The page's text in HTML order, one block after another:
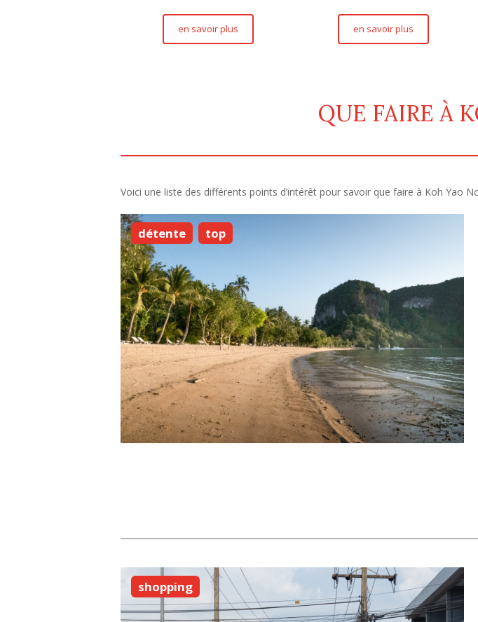
en savoir plus en savoir plus
QUE FAIRE À
Voici une liste des différents points d’intérêt pour savoir que faire à Koh Yao
détente top
shopping